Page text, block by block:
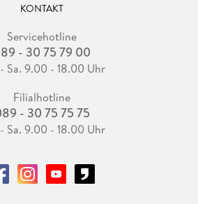
KONTAKT
Servicehotline
- 30 75 79 00
Sa. 9.00 - 18.00 Uhr
Filialhotline
- 30 75 75 75
Sa. 9.00 - 18.00 Uhr